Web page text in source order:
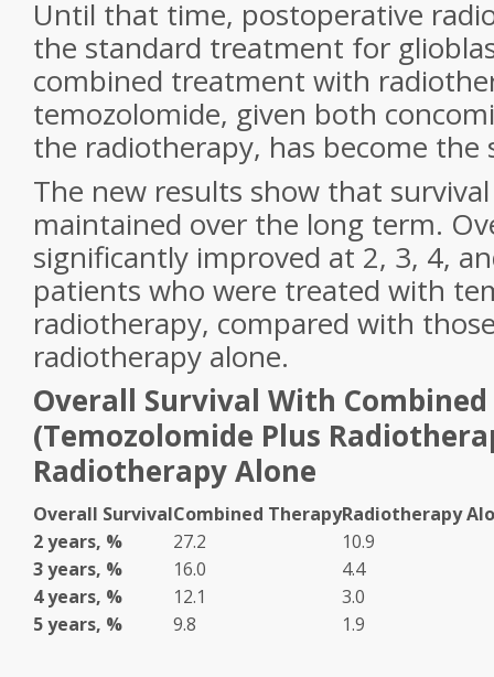
Until that time, postoperative
the standard treatment for
combined treatment with
temozolomide, given both
the radiotherapy, has become the
The new results show that
maintained over the long term.
significantly improved at 2, 3, 4,
patients who were treated with
radiotherapy, compared with
radiotherapy alone.
Overall Survival With
(Temozolomide Plus
Radiotherapy Alone
Overall SurvivalCombined TherapyRadiotherapy
2 years, %
27.2
10.9
3 years, %
16.0
4.4
4 years, %
12.1
3.0
5 years, %
9.8 1.9